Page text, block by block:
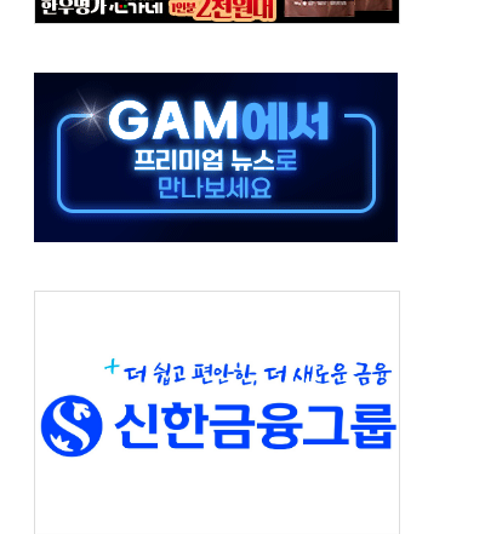
, 비상대응기구 가동
객 7명 고립…전원 구조